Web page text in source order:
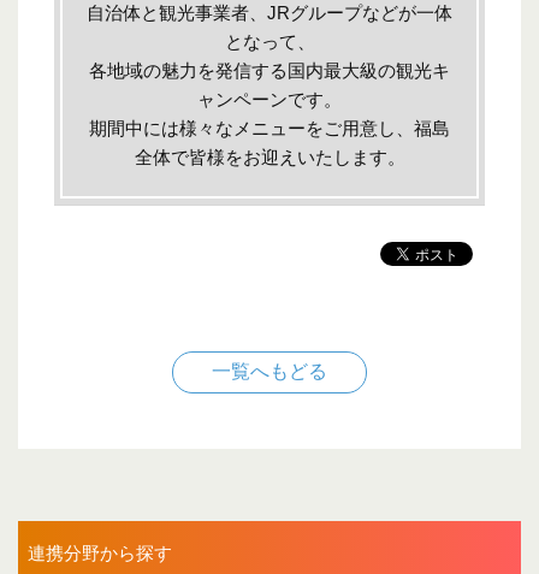
自治体と観光事業者、JRグループなどが一体
となって、
各地域の魅力を発信する国内最大級の観光キ
ャンペーンです。
期間中には様々なメニューをご用意し、福島
全体で皆様をお迎えいたします。
一覧へもどる
連携分野から探す